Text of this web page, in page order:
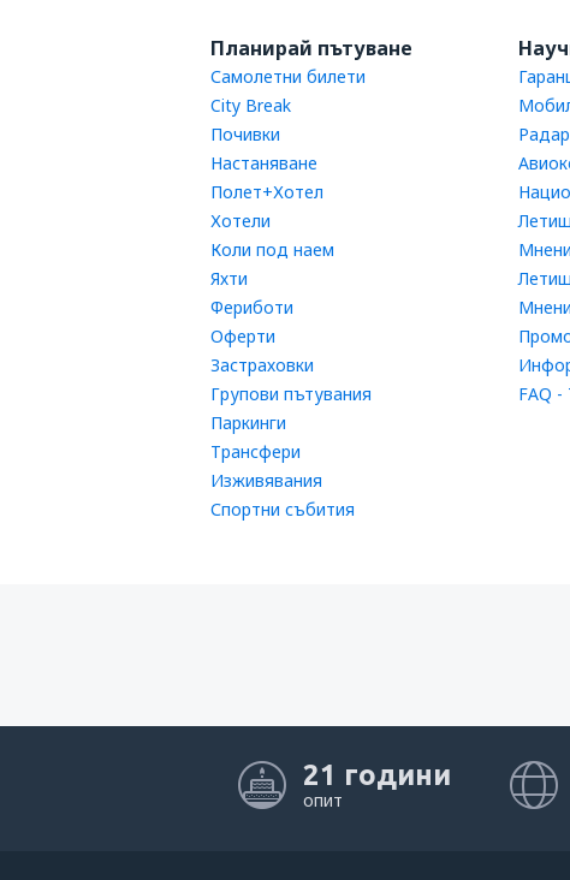
Планирай пътуване
Самолетни билети
City Break
Почивки
Настаняване
Полет+Хотел
Хотели
Коли под наем
Яхти
Фериботи
Оферти
Застраховки
Групови пътувания
Паркинги
Трансфери
Изживявания
Спортни събития
FAQ -
21 години
опит